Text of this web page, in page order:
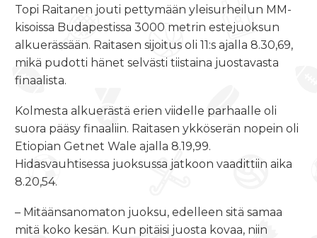
Topi Raitanen jouti pettymään yleisurheilun MM-
kisoissa Budapestissa 3000 metrin estejuoksun
alkuerässään. Raitasen sijoitus oli 11:s ajalla 8.30,69,
mikä pudotti hänet selvästi tiistaina juostavasta
finaalista.
Kolmesta alkuerästä erien viidelle parhaalle oli
suora pääsy finaaliin. Raitasen ykköserän nopein oli
Etiopian Getnet Wale ajalla 8.19,99.
Hidasvauhtisessa juoksussa jatkoon vaadittiin aika
8.20,54.
– Mitäänsanomaton juoksu, edelleen sitä samaa
mitä koko kesän. Kun pitäisi juosta kovaa, niin